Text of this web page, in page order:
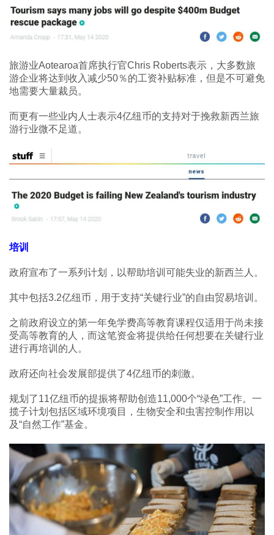
旅游业Aotearoa首席执行官Chris Roberts表示，大多数旅
游企业将达到收入减少50％的工资补贴标准，但是不可避免
地需要大量裁员。
而更有一些业内人士表示4亿纽币的支持对于挽救新西兰旅
游行业微不足道。
培训
政府宣布了一系列计划，以帮助培训可能失业的新西兰人。
其中包括3.2亿纽币，用于支持“关键行业”的自由贸易培训。
之前政府设立的第一年免学费高等教育课程仅适用于尚未接
受高等教育的人，而这笔资金将提供给任何想要在关键行业
进行再培训的人。
政府还向社会发展部提供了4亿纽币的刺激。
规划了11亿纽币的提振将帮助创造11,000个“绿色”工作。一
揽子计划包括区域环境项目，生物安全和虫害控制作用以
及“自然工作”基金。